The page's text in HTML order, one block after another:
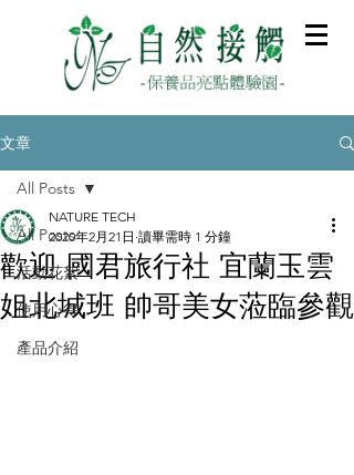
文章
All Posts
活動花絮
使用心得
產品介紹
All Posts
歡迎 國君旅行社 宜蘭玉雲
姐北城班 帥哥美女蒞臨參觀
NATURE TECH
2020年2月21日 讀畢需時 1 分鐘